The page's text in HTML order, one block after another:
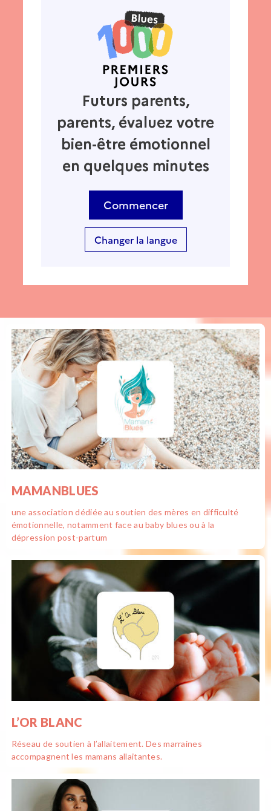
MAMANBLUES
une association dédiée au soutien des mères en difficulté
émotionnelle, notamment face au baby blues ou à la
dépression post-partum
L’OR BLANC
Réseau de soutien à l’allaitement. Des marraines
accompagnent les mamans allaitantes.